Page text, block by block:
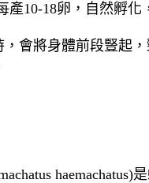
產10-18卵，自然孵化
，會將身體前段豎起